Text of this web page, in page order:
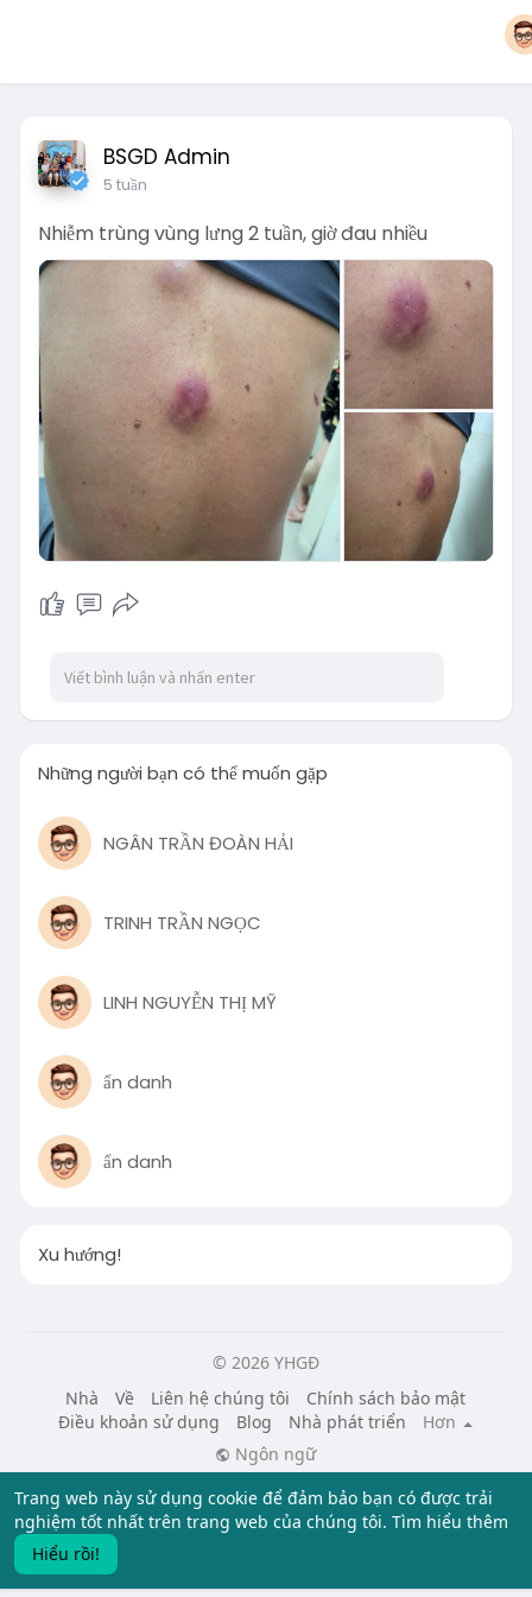
Trang web này sử dụng cookie để đảm bảo bạn có được trải
nghiệm tốt nhất trên trang web của chúng tôi. Tìm hiểu thêm
Hiểu rồi!
BSGD Admin
5 tuần
Nhiễm trùng vùng lưng 2 tuần, giờ đau nhiều
Những người bạn có thể muốn gặp
NGÂN TRẦN ĐOÀN HẢI
TRINH TRẦN NGỌC
LINH NGUYỄN THỊ MỸ
ẩn danh
ẩn danh
Xu hướng!
© 2026 YHGĐ
Nhà
Về Liên hệ chúng tôi
Chính sách bảo mật
Điều khoản sử dụng
Blog Nhà phát triển
Hơn
Ngôn ngữ